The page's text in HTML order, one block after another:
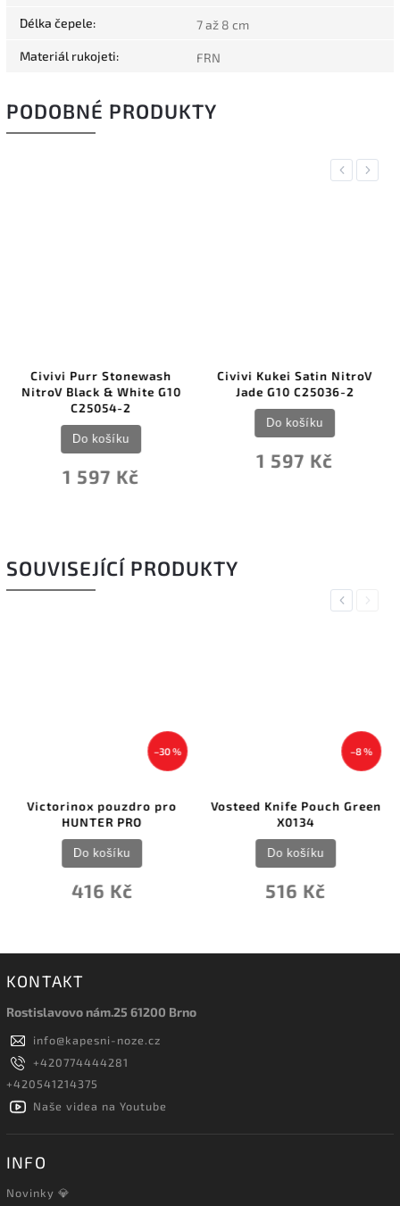
Délka čepele: 7 až 8 cm
Materiál rukojeti: FRN
PODOBNÉ PRODUKTY
Previous
Civivi Purr Stonewash
NitroV Black & White G10
C25054-2
1 597 Kč
Do košíku
Civivi Kukei Satin NitroV
Jade G10 C25036-2
1 597 Kč
Do košíku
Next
SOUVISEJÍCÍ PRODUKTY
Previous
–30 %
Victorinox pouzdro pro
HUNTER PRO
416 Kč
Do košíku
–8 %
Vosteed Knife Pouch Green
X0134
516 Kč
Do košíku
Next
KONTAKT
Rostislavovo nám.25 61200 Brno
info@kapesni-noze.cz
+420774444281
+420541214375
Naše videa na Youtube
INFO
Novinky 💎